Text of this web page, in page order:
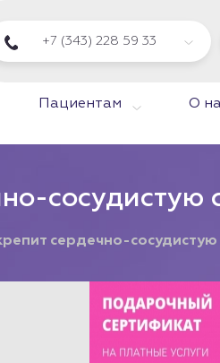
+7 (343) 228 59 33
Пациентам О
сосудистую
сердечно-сосудистую
на любую
На
Здоровой